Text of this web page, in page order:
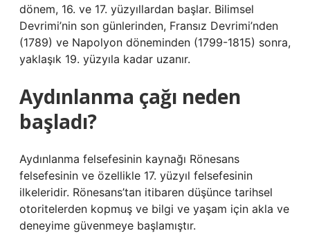
dönem, 16. ve 17. yüzyıllardan başlar. Bilimsel
Devrimi’nin son günlerinden, Fransız Devrimi’nden
(1789) ve Napolyon döneminden (1799-1815) sonra,
yaklaşık 19. yüzyıla kadar uzanır.
Aydınlanma çağı neden
başladı?
Aydınlanma felsefesinin kaynağı Rönesans
felsefesinin ve özellikle 17. yüzyıl felsefesinin
ilkeleridir. Rönesans’tan itibaren düşünce tarihsel
otoritelerden kopmuş ve bilgi ve yaşam için akla ve
deneyime güvenmeye başlamıştır.